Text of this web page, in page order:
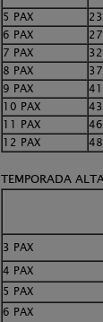
5 PAX
6 PAX
7 PAX
8 PAX
9 PAX
10 PAX
11 PAX
12 PAX
TEMPORADA
3 PAX
4 PAX
5 PAX
6 PAX